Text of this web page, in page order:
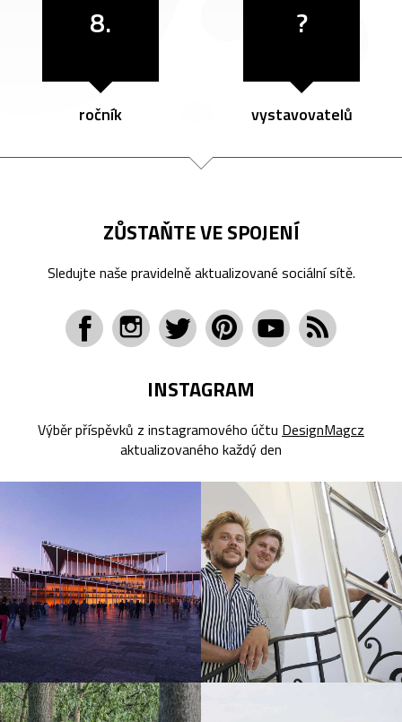
8.
ročník
?
vystavovatelů
ZŮSTAŇTE VE SPOJENÍ
Sledujte naše pravidelně aktualizované sociální sítě.
INSTAGRAM
Výběr příspěvků z instagramového účtu DesignMagcz
aktualizovaného každý den